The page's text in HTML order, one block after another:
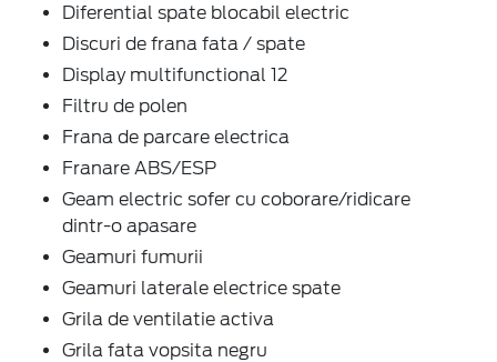
Diferential spate blocabil electric
Discuri de frana fata / spate
Display multifunctional 12
Filtru de polen
Frana de parcare electrica
Franare ABS/ESP
Geam electric sofer cu coborare/ridicare
dintr-o apasare
Geamuri fumurii
Geamuri laterale electrice spate
Grila de ventilatie activa
Grila fata vopsita negru